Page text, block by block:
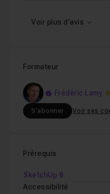
Voir plus d'avis
Formateur
Frédéric Lamy
S'abonner Voir ses
Prérequis
SketchUp 8
Accessibilité